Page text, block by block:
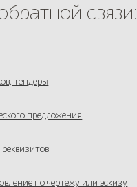
связи:
тендеры
предложения
по чертежу или эскизу